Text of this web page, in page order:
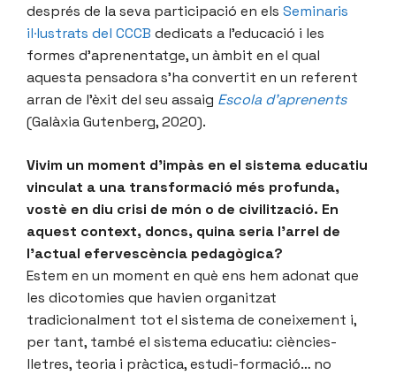
després de la seva participació en els Seminaris
il·lustrats del CCCB dedicats a l’educació i les
formes d’aprenentatge, un àmbit en el qual
aquesta pensadora s’ha convertit en un referent
arran de l’èxit del seu assaig Escola d’aprenents
(Galàxia Gutenberg, 2020).
Vivim un moment d’impàs en el sistema educatiu
vinculat a una transformació més profunda,
vostè en diu crisi de món o de civilització. En
aquest context, doncs, quina seria l’arrel de
l’actual efervescència pedagògica?
Estem en un moment en què ens hem adonat que
les dicotomies que havien organitzat
tradicionalment tot el sistema de coneixement i,
per tant, també el sistema educatiu: ciències-
lletres, teoria i pràctica, estudi-formació… no